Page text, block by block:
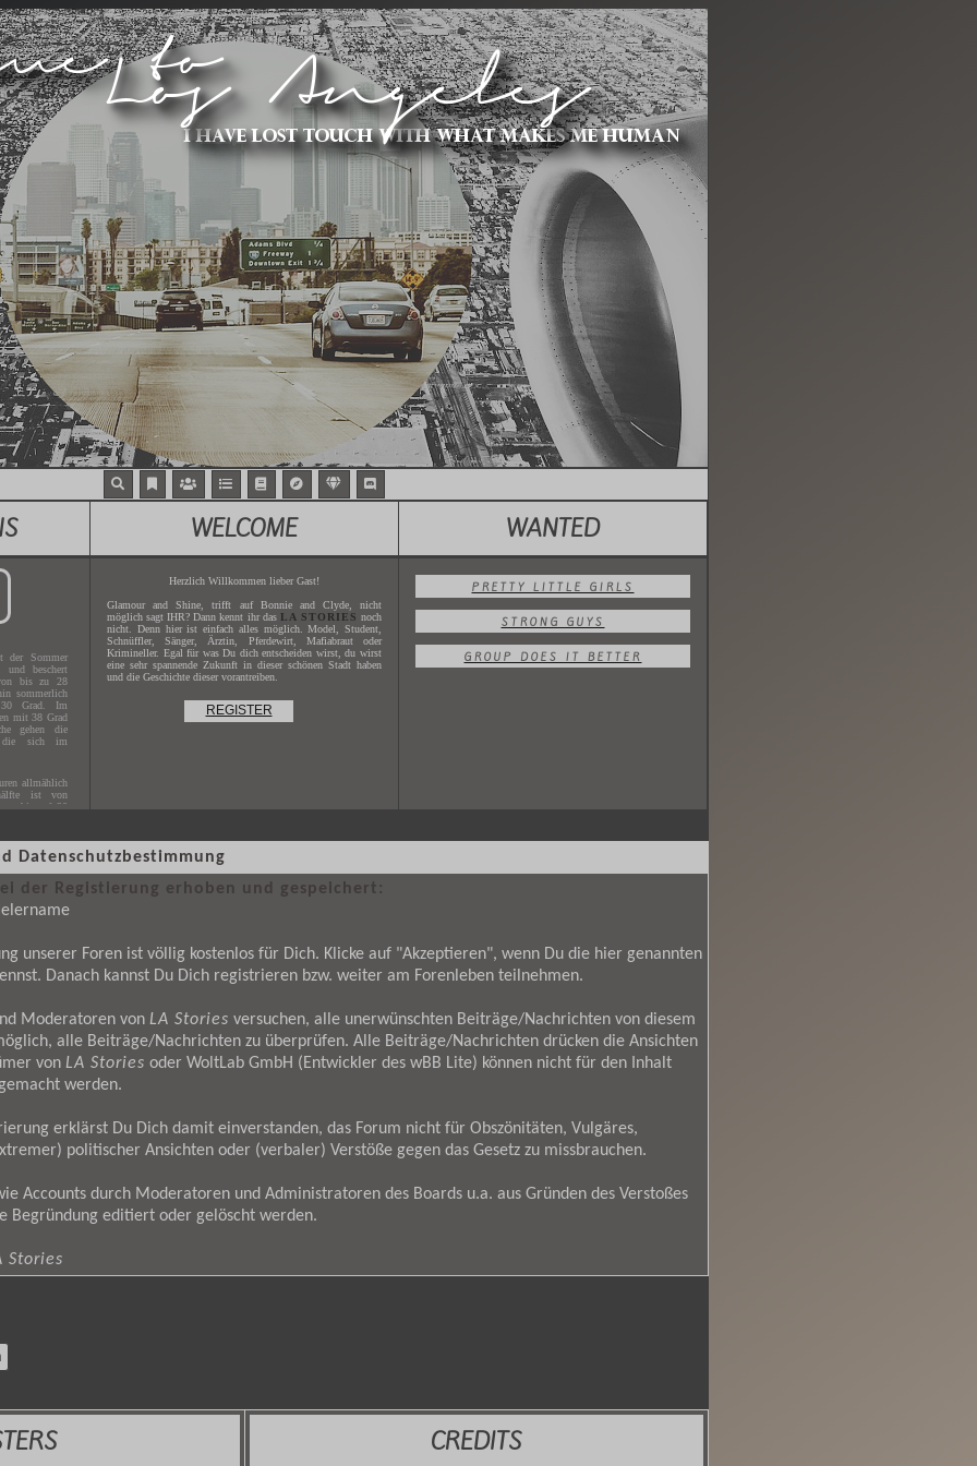
der Sommer
und beschert
bis zu 28
sommerlich
Grad. Im
mit 38 Grad
gehen die
die sich im
allmählich
ist von
bis auf 20
Jahres2017.
.
WELCOME
Herzlich Willkommen lieber Gast!
Glamour and Shine, trifft auf Bonnie and Clyde, nicht
möglich sagt IHR? Dann kennt ihr das LA STORIES noch
nicht. Denn hier ist einfach alles möglich. Model, Student,
Schnüffler, Sänger, Ärztin, Pferdewirt, Mafiabraut oder
Krimineller. Egal für was Du dich entscheiden wirst, du wirst
eine sehr spannende Zukunft in dieser schönen Stadt haben
und die Geschichte dieser vorantreiben.
REGISTER
WANTED
PRETTY LITTLE GIRLS
STRONG GUYS
GROUP DOES IT BETTER
Datenschutzbestimmung
der Registierung erhoben und gespeichert:
unserer Foren ist völlig kostenlos für Dich. Klicke auf "Akzeptieren", wenn Du die hier genannten
Danach kannst Du Dich registrieren bzw. weiter am Forenleben teilnehmen.
Moderatoren von LA Stories versuchen, alle unerwünschten Beiträge/Nachrichten von diesem
alle Beiträge/Nachrichten zu überprüfen. Alle Beiträge/Nachrichten drücken die Ansichten
von LA Stories oder WoltLab GmbH (Entwickler des wBB Lite) können nicht für den Inhalt
werden.
erklärst Du Dich damit einverstanden, das Forum nicht für Obszönitäten, Vulgäres,
politischer Ansichten oder (verbaler) Verstöße gegen das Gesetz zu missbrauchen.
Accounts durch Moderatoren und Administratoren des Boards u.a. aus Gründen des Verstoßes
Begründung editiert oder gelöscht werden.
Stories
CREDITS